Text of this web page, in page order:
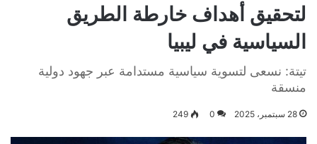
لتحقيق أهداف خارطة الطريق
السياسية في ليبيا
تيتة: نسعى لتسوية سياسية مستدامة عبر جهود دولية
منسقة
28 سبتمبر، 2025 0
249